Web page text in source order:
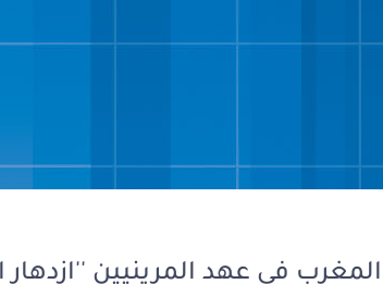
في عهد المرينيين ''ازدهار